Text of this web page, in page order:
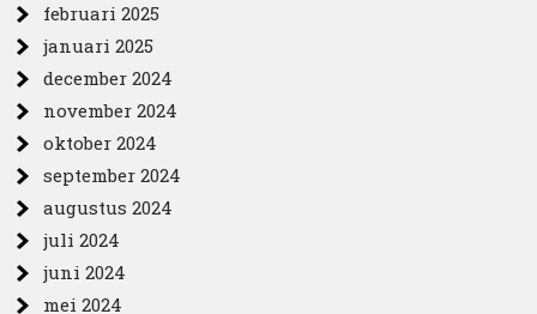
februari 2025
januari 2025
december 2024
november 2024
oktober 2024
september 2024
augustus 2024
juli 2024
juni 2024
mei 2024